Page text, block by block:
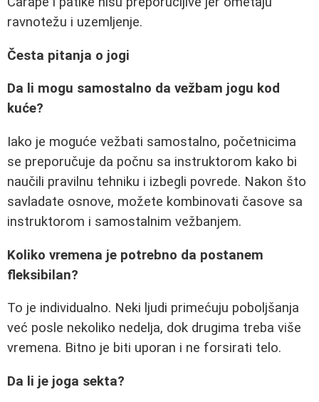
ravnotežu i uzemljenje.
Česta pitanja o jogi
Da li mogu samostalno da vežbam jogu kod
kuće?
Iako je moguće vežbati samostalno, početnicima
se preporučuje da počnu sa instruktorom kako bi
naučili pravilnu tehniku i izbegli povrede. Nakon što
savladate osnove, možete kombinovati časove sa
instruktorom i samostalnim vežbanjem.
Koliko vremena je potrebno da postanem
fleksibilan?
To je individualno. Neki ljudi primećuju poboljšanja
već posle nekoliko nedelja, dok drugima treba više
vremena. Bitno je biti uporan i ne forsirati telo.
Da li je joga sekta?